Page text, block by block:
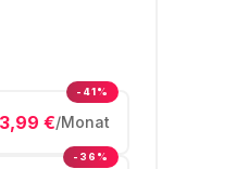
€/Monat
-41%
-36%